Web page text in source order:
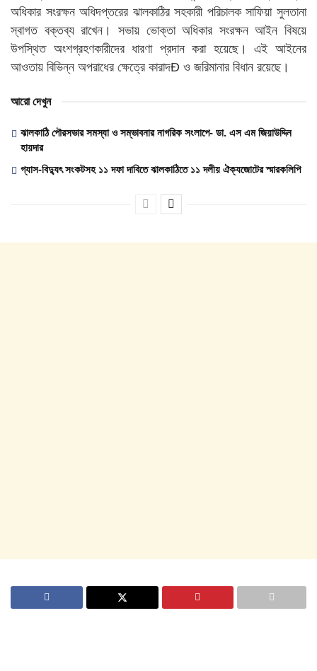
অধিকার সংরক্ষন অধিদপ্তরের ঝালকাঠির সহকারী পরিচালক সাফিয়া সুলতানা
স্বাগত বক্তব্য রাখেন। সভায় ভোক্তা অধিকার সংরক্ষন আইন বিষয়ে
উপস্থিত অংশগ্রহণকারীদের ধারণা প্রদান করা হয়েছে। এই আইনের
আওতায় বিভিন্ন অপরাধের ক্ষেত্রে কারাদÐ ও জরিমানার বিধান রয়েছে।
আরো দেখুন
ঝালকাঠি পৌরসভার সমস্যা ও সম্ভাবনার নাগরিক সংলাপে- ডা. এস এম জিয়াউদ্দিন
হায়দার
গ্যাস-বিদ্যুৎ সংকটসহ ১১ দফা দাবিতে ঝালকাঠিতে ১১ দলীয় ঐক্যজোটের স্মারকলিপি